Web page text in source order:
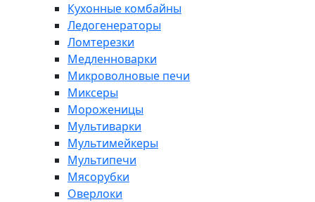
Кухонные комбайны
Ледогенераторы
Ломтерезки
Медленноварки
Микроволновые печи
Миксеры
Мороженицы
Мультиварки
Мультимейкеры
Мультипечи
Мясорубки
Оверлоки